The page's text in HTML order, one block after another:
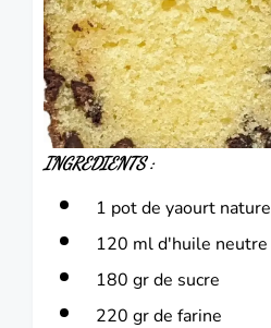
INGREDIENTS :
1 pot de yaourt nature
120 ml d'huile neutre
180 gr de sucre
220 gr de farine